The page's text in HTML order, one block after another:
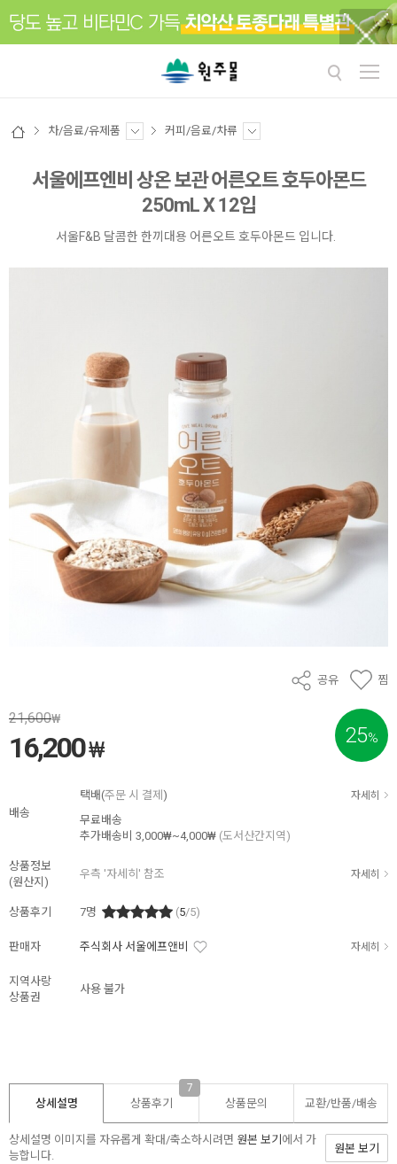
차/음료/유제품 커피/음료/차류
서울에프엔비 상온 보관 어른오트 호두아몬드
250mL X 12입
서울F&B 달콤한 한끼대용 어른오트 호두아몬드 입니다.
공유 찜
25%
21,600₩
16,200₩
배송
택배(주문 시 결제 ) 자세히
무료배송
추가배송비 3,000₩~4,000₩ (도서산간지역)
상품정보
(원산지)
우측 '자세히' 참조 자세히
상품후기 7명 (5/5)
판매자 주식회사 서울에프앤비 자세히
지역사랑
상품권
사용 불가
상세설명 상품후기
7
상품문의 교환/반품/배송
상세설명 이미지를 자유롭게 확대/축소하시려면 원본 보기 에서 가
능합니다.
원본 보기